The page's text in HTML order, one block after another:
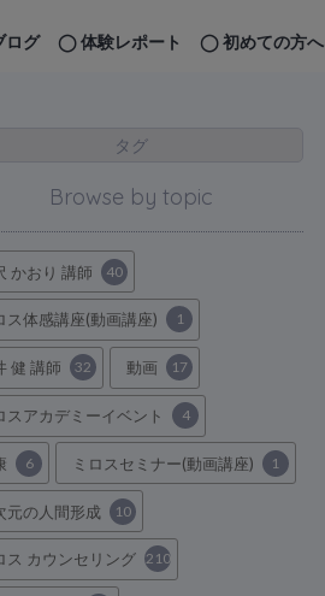
初めての方へ
体験レポート
ログ
タグ
Browse by topic
かおり 講師 40
ス体感講座(動画講座) 1
健 講師 32 動画 17
スアカデミーイベント 4
6 ミロスセミナー(動画講座) 1
元の人間形成 10
ス カウンセリング 210